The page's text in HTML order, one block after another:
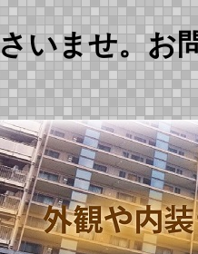
いませ。お